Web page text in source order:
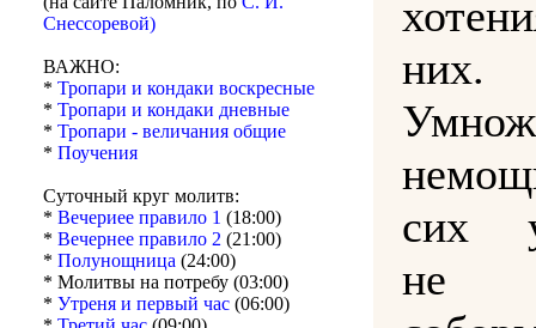
Снессоревой)
ВАЖНО:
* Тропари и кондаки воскресные
* Тропари и кондаки дневные
* Тропари - величания общие
* Поучения
Суточный круг молитв:
* Вечериее правило 1 (18:00)
* Вечернее правило 2 (21:00)
* Полунощница (24:00)
* Молитвы на потребу (03:00)
* Утреня и первый час (06:00)
них.
сих
не